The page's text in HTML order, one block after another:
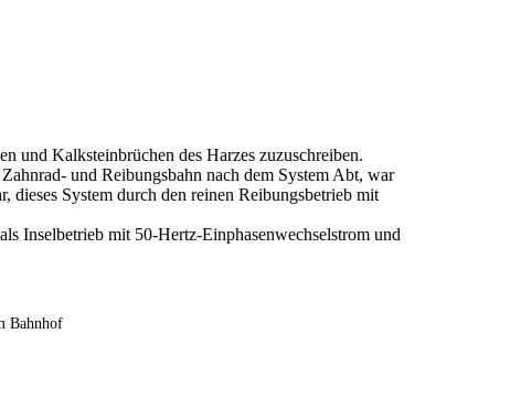
und Kalksteinbrüchen des Harzes zuzuschreiben.
und Reibungsbahn nach dem System Abt, war
dieses System durch den reinen Reibungsbetrieb mit
Inselbetrieb mit 50-Hertz-Einphasenwechselstrom und
Bahnhof